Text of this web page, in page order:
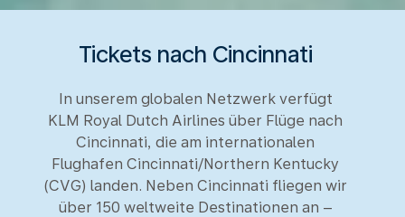
Tickets nach Cincinnati
In unserem globalen Netzwerk verfügt
KLM Royal Dutch Airlines über Flüge nach
Cincinnati, die am internationalen
Flughafen Cincinnati/Northern Kentucky
(CVG) landen. Neben Cincinnati fliegen wir
über 150 weltweite Destinationen an –